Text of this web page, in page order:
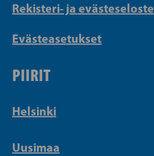
Rekisteri- ja evästeseloste
Evästeasetukset
PIIRIT
Helsinki
Uusimaa